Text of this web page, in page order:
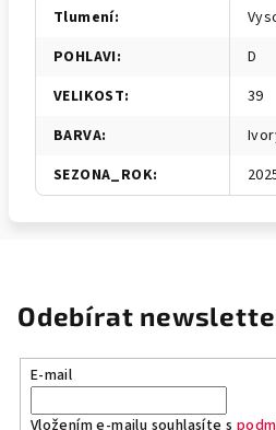
Tlumení:
POHLAVI:
D
VELIKOST:
39
BARVA:
SEZONA_ROK:
Odebírat
E-mail
Vložením e-mailu souhlasíte s